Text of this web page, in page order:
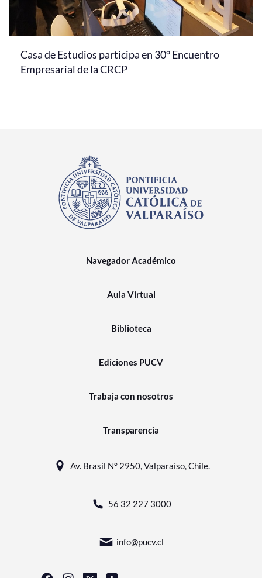
Casa de Estudios participa en 30° Encuentro
Empresarial de la CRCP
Navegador Académico
Aula Virtual
Biblioteca
Ediciones PUCV
Trabaja con nosotros
Transparencia
Av. Brasil N° 2950, Valparaíso, Chile.
56 32 227 3000
info@pucv.cl